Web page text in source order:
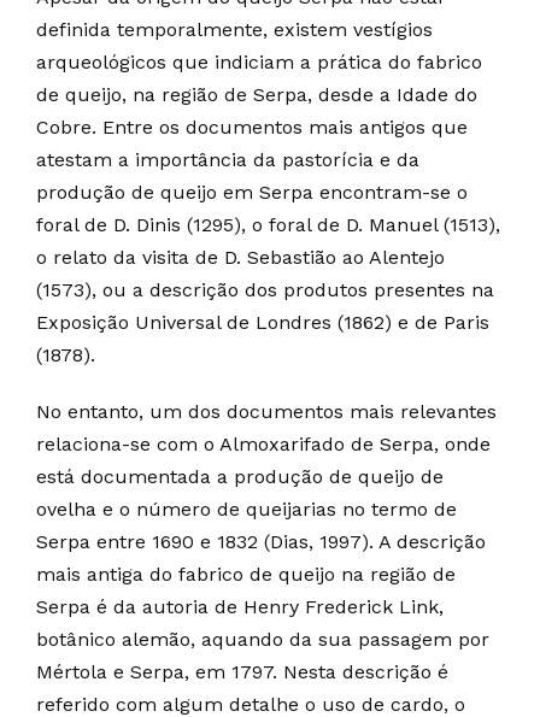
definida temporalmente, existem vestígios
arqueológicos que indiciam a prática do fabrico
de queijo, na região de Serpa, desde a Idade do
Cobre. Entre os documentos mais antigos que
atestam a importância da pastorícia e da
produção de queijo em Serpa encontram-se o
foral de D. Dinis (1295), o foral de D. Manuel (1513),
o relato da visita de D. Sebastião ao Alentejo
(1573), ou a descrição dos produtos presentes na
Exposição Universal de Londres (1862) e de Paris
(1878).
No entanto, um dos documentos mais relevantes
relaciona-se com o Almoxarifado de Serpa, onde
está documentada a produção de queijo de
ovelha e o número de queijarias no termo de
Serpa entre 1690 e 1832 (Dias, 1997). A descrição
mais antiga do fabrico de queijo na região de
Serpa é da autoria de Henry Frederick Link,
botânico alemão, aquando da sua passagem por
Mértola e Serpa, em 1797. Nesta descrição é
referido com algum detalhe o uso de cardo, o